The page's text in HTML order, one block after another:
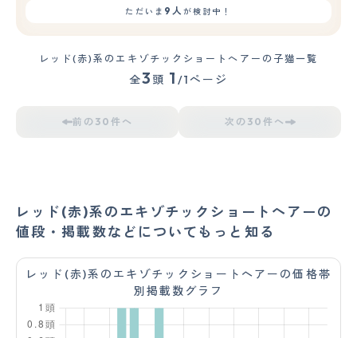
ただいま 9人が検討中！
レッド(赤)系のエキゾチックショートヘアーの子猫一覧
全3 頭 1 /1ページ
前の30件へ 次の30件へ
レッド(赤)系のエキゾチックショートヘアーの
値段・掲載数などについてもっと知る
レッド(赤)系のエキゾチックショートヘアーの価格帯
別掲載数グラフ